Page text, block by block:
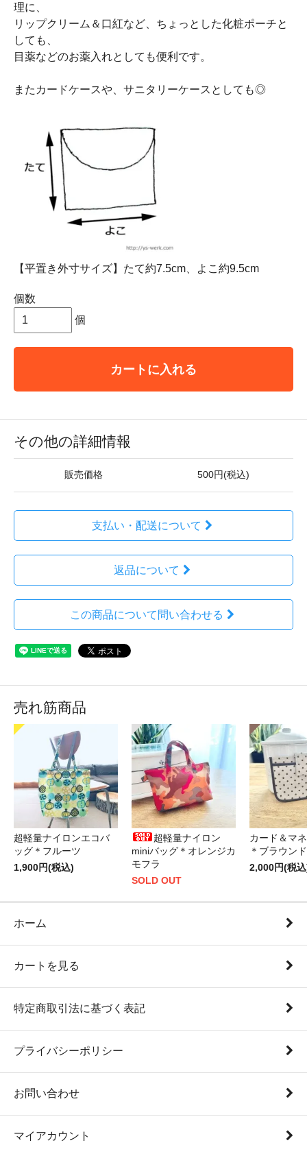
理に、
リップクリーム＆口紅など、ちょっとした化粧ポーチと
しても、
目薬などのお薬入れとしても便利です。
またカードケースや、サニタリーケースとしても◎
【平置き外寸サイズ】たて約7.5cm、よこ約9.5cm
個数
個
カートに入れる
その他の詳細情報
販売価格 500円(税込)
支払い・配送について
返品について
この商品について問い合わせる
売れ筋商品
超軽量ナイロンエコバ
ッグ＊フルーツ
1,900円(税込)
超軽量ナイロン
miniバッグ＊オレンジカ
モフラ
SOLD OUT
カード＆マ
＊ブラウン
2,000円(税
ホーム
カートを見る
特定商取引法に基づく表記
プライバシーポリシー
お問い合わせ
マイアカウント